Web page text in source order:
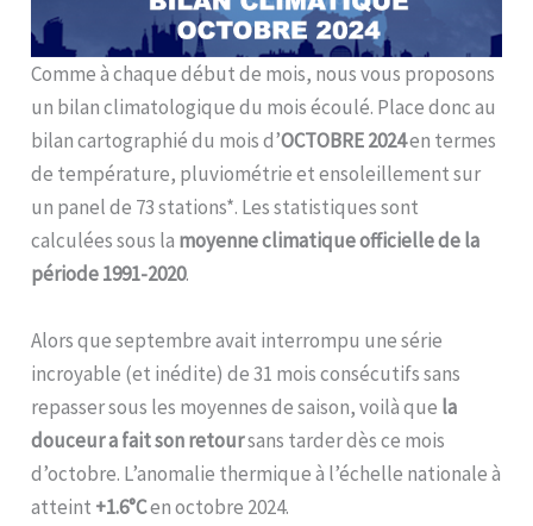
Comme à chaque début de mois, nous vous proposons
un bilan climatologique du mois écoulé. Place donc au
bilan cartographié du mois d’OCTOBRE 2024en termes
de température, pluviométrie et ensoleillement sur
un panel de 73 stations*. Les statistiques sont
calculées sous la moyenne climatique officielle de la
période 1991-2020.
Alors que septembre avait interrompu une série
incroyable (et inédite) de 31 mois consécutifs sans
repasser sous les moyennes de saison, voilà que la
douceur a fait son retoursans tarder dès ce mois
d’octobre. L’anomalie thermique à l’échelle nationale à
atteint +1.6°Cen octobre 2024.